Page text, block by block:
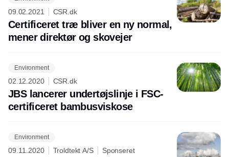
Kolding.
09.02.2021 CSR.dk
Certificeret træ bliver en ny normal,
mener direktør og skovejer
Environment
02.12.2020 CSR.dk
JBS lancerer undertøjslinje i FSC-
certificeret bambusviskose
Environment
09.11.2020 Troldtekt A/S Sponseret